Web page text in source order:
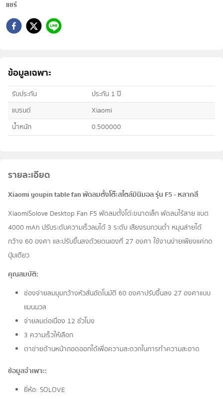
แชร์
ข้อมูลเฉพาะ
รับประกัน
ประกัน 1 ปี
แบรนด์
Xiaomi
น้ำหนัก
0.500000
รายละเอียด
Xiaomi youpin table fan พัดลมตั้งโต๊ะสไตล์มินิมอล รุ่น F5 - หลากสี
XiaomiSolove Desktop Fan F5 พัดลมตั้งโต๊ะขนาดเล็ก พัดลมไร้สาย แบต
4000 mAh ปรับระดับความเร็วลมได้ 3 ระดับ เสียงรบกวนต่ำ หมุนส่ายได้
กว้าง 60 องศา และปรับขึ้นลงด้วยตนเองที่ 27 องศา ใช้งานง่ายเพียงแค่กด
ปุ่มเดียว
คุณสมบัติ:
ช่องจ่ายลมมุมกว้างหัวสั่นอัตโนมัติ 60 องศาปรับขึ้นลง 27 องศาแบบ
แมนนวล
จ่ายลมต่อเนื่อง 12 ชั่วโมง
3 ความเร็วให้เลือก
ตาข่ายด้านหน้าถอดออกได้เพื่อความสะดวกในการทำความสะอาด
ข้อมูลจำเพาะ:
ยี่ห้อ: SOLOVE